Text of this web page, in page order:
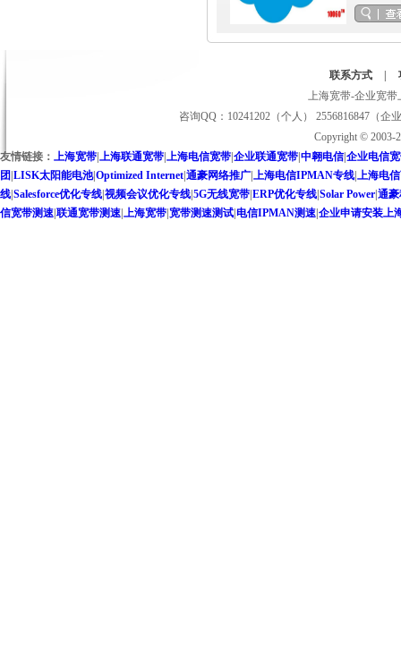
联系方式
上海宽带-企业宽带
咨询QQ：10241202（个人） 2556816847（企
Copyright © 2003-
友情链接： 上海宽带 上海联通宽带 上海电信宽带 企业联通宽带 中翱电信|企业电信
团 LISK太阳能电池|Optimized Internet 通豪网络推广 上海电信IPMAN专线 上海电
线 Salesforce优化专线 视频会议优化专线 5G无线宽带 ERP优化专线 Solar Power 通
信宽带测速 联通宽带测速 上海宽带 宽带测速测试 电信IPMAN测速 企业申请安装上